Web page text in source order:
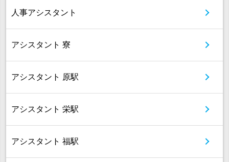
人事アシスタント
アシスタント 寮
アシスタント 原駅
アシスタント 栄駅
アシスタント 福駅